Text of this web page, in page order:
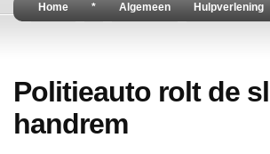
Home * Algemeen Hulpverlening
Politieauto rolt de
handrem